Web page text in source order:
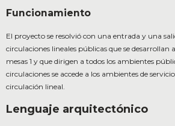
Funcionamiento
El proyecto se resolvió con una entrada y una
circulaciones lineales públicas que se desarrollan
mesas 1 y que dirigen a todos los ambientes
circulaciones se accede a los ambientes de
circulación lineal.
Lenguaje arquitectónico